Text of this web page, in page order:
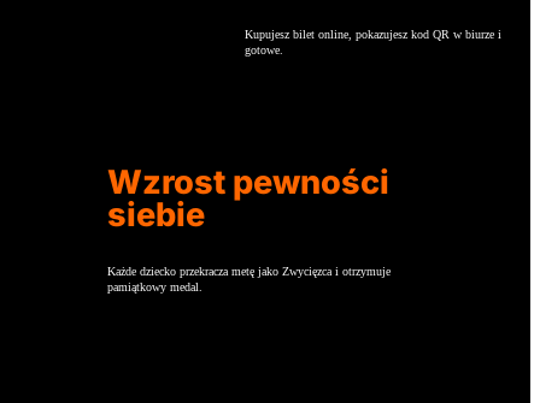
Kupujesz bilet online, pokazujesz kod QR w biurze i
gotowe.
Wzrost pewności
siebie
Każde dziecko przekracza metę jako Zwycięzca i otrzymuje
pamiątkowy medal.